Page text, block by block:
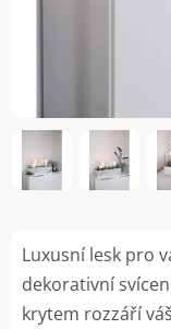
Luxusní lesk pro
dekorativní
krytem rozzáří